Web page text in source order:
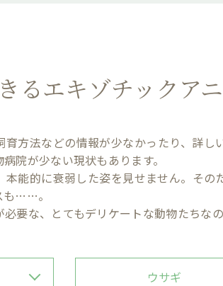
るエキゾチックア
方法などの情報が少なかったり、詳
院が少ない現状もあります。
能的に衰弱した姿を見せません。そ
も……。
要な、とてもデリケートな動物たちな
ウサギ